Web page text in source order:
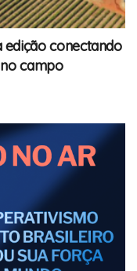
conectando
campo